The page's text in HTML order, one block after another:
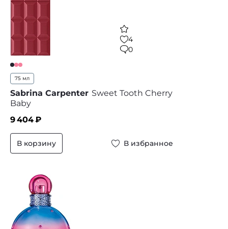
4
0
75 мл
Sabrina Carpenter Sweet Tooth Cherry
Baby
9 404₽
В корзину В избранное